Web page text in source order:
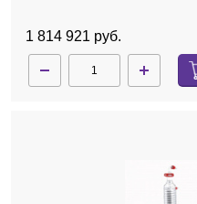
1 814 921 руб.